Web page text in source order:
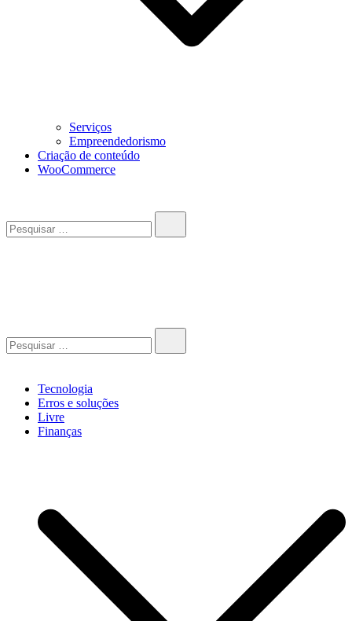
Serviços
Empreendedorismo
Criação de conteúdo
WooCommerce
Tecnologia
Erros e soluções
Livre
Finanças